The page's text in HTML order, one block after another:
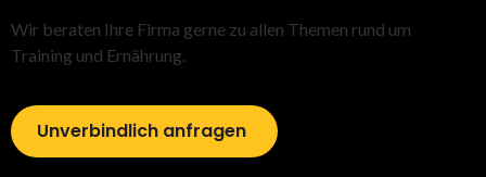
Wir beraten Ihre Firma gerne zu allen Themen rund um
Training und Ernährung.
Unverbindlich anfragen